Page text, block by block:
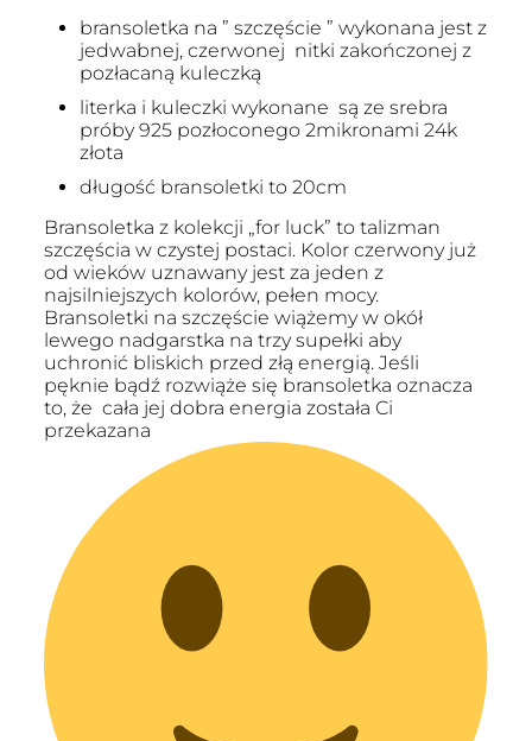
bransoletka na ” szczęście ” wykonana jest z
jedwabnej, czerwonej nitki zakończonej z
pozłacaną kuleczką
literka i kuleczki wykonane są ze srebra
próby 925 pozłoconego 2mikronami 24k
złota
długość bransoletki to 20cm
Bransoletka z kolekcji „for luck” to talizman
szczęścia w czystej postaci. Kolor czerwony już
od wieków uznawany jest za jeden z
najsilniejszych kolorów, pełen mocy.
Bransoletki na szczęście wiążemy w okół
lewego nadgarstka na trzy supełki aby
uchronić bliskich przed złą energią. Jeśli
pęknie bądź rozwiąże się bransoletka oznacza
to, że cała jej dobra energia została Ci
przekazana